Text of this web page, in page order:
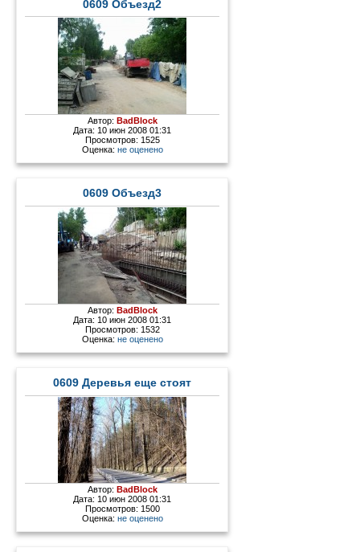
0609 Объезд2
Автор: BadBlock
Дата: 10 июн 2008 01:31
Просмотров: 1525
Оценка: не оценено
0609 Объезд3
Автор: BadBlock
Дата: 10 июн 2008 01:31
Просмотров: 1532
Оценка: не оценено
0609 Деревья еще стоят
Автор: BadBlock
Дата: 10 июн 2008 01:31
Просмотров: 1500
Оценка: не оценено